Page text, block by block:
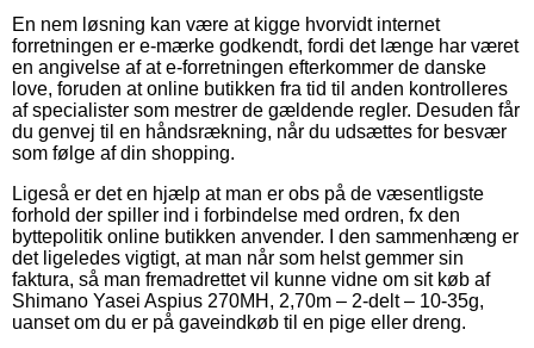
En nem løsning kan være at kigge hvorvidt internet
forretningen er e-mærke godkendt, fordi det længe har været
en angivelse af at e-forretningen efterkommer de danske
love, foruden at online butikken fra tid til anden kontrolleres
af specialister som mestrer de gældende regler. Desuden får
du genvej til en håndsrækning, når du udsættes for besvær
som følge af din shopping.
Ligeså er det en hjælp at man er obs på de væsentligste
forhold der spiller ind i forbindelse med ordren, fx den
byttepolitik online butikken anvender. I den sammenhæng er
det ligeledes vigtigt, at man når som helst gemmer sin
faktura, så man fremadrettet vil kunne vidne om sit køb af
Shimano Yasei Aspius 270MH, 2,70m – 2-delt – 10-35g,
uanset om du er på gaveindkøb til en pige eller dreng.